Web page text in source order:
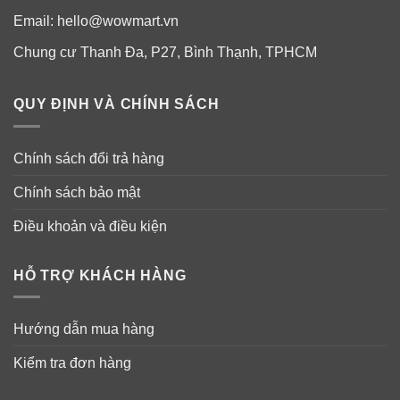
(Panthenol), vitamin C và vitamin E (Tocopheryl
nếp nhăn, vết nám và sạm da, đồng thời thu nhỏ lỗ chân
Email: hello@wowmart.vn
Chung cư Thanh Đa, P27, Bình Thạnh, TPHCM
QUY ĐỊNH VÀ CHÍNH SÁCH
Chính sách đổi trả hàng
Chính sách bảo mật
Điều khoản và điều kiện
HỖ TRỢ KHÁCH HÀNG
Hướng dẫn mua hàng
Kiểm tra đơn hàng